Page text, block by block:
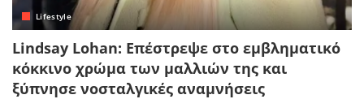
Lifestyle
Lindsay Lohan: Επέστρεψε στο εμβληματικό
κόκκινο χρώμα των μαλλιών της και
ξύπνησε νοσταλγικές αναμνήσεις